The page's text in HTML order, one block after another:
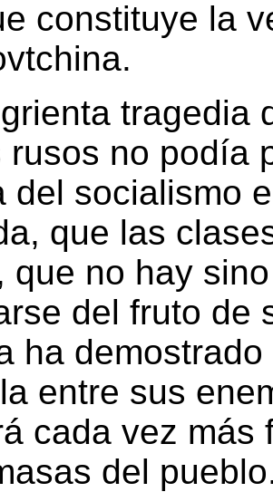
constituye la
tragedia
rusos no podía
del socialismo
que las
que no hay
del fruto de
ha
entre sus
cada vez más
del